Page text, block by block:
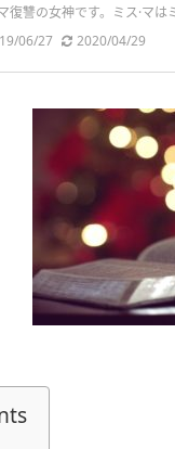
復讐の女神です。ミス·マ
06/27
2020/04/29